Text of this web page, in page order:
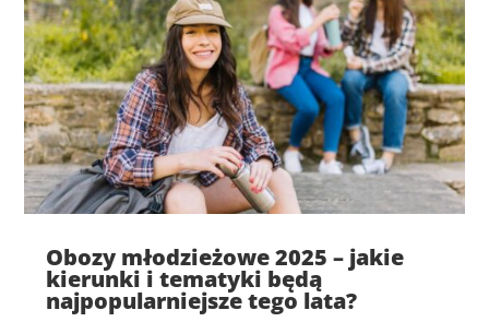
Obozy młodzieżowe 2025 – jakie
kierunki i tematyki będą
najpopularniejsze tego lata?